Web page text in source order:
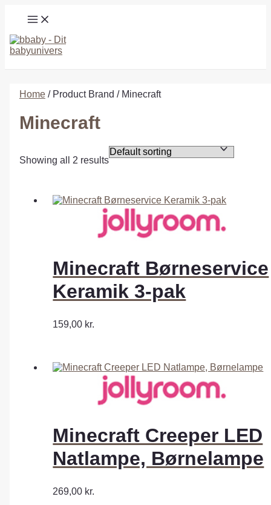
MAIN
MENU
Home/ Product Brand / Minecraft
Minecraft
Showing all 2 results
Minecraft Børneservice
Keramik 3-pak
159,00 kr.
Minecraft Creeper LED
Natlampe, Børnelampe
269,00 kr.